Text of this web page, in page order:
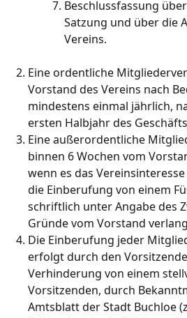
Beschlussfassung
Satzung und über die
Vereins.
Eine ordentliche
Vorstand des Vereins nach
mindestens einmal jährlich,
ersten Halbjahr des
Eine außerordentliche
binnen 6 Wochen vom
wenn es das
die Einberufung von einem
schriftlich unter Angabe des
Gründe vom Vorstand
Die Einberufung jeder
erfolgt durch den
Verhinderung von einem
Vorsitzenden, durch
Amtsblatt der Stadt Buchloe